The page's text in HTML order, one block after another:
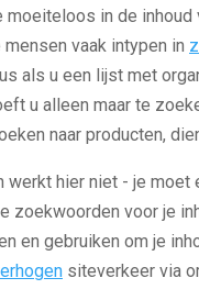
moeiteloos in de
vaak intypen in
als u een lijst met
u alleen maar te
naar producten,
werkt hier niet - je
zoekwoorden voor je
en gebruiken om je
siteverkeer via